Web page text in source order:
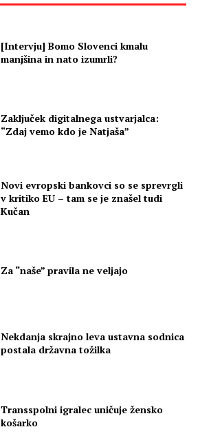
[Intervju] Bomo Slovenci kmalu
manjšina in nato izumrli?
Zaključek digitalnega ustvarjalca:
“Zdaj vemo kdo je Natjaša”
Novi evropski bankovci so se sprevrgli
v kritiko EU – tam se je znašel tudi
Kučan
Za “naše” pravila ne veljajo
Nekdanja skrajno leva ustavna sodnica
postala državna tožilka
Transspolni igralec uničuje žensko
košarko